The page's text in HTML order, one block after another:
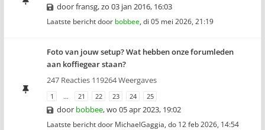
doorfransg,zo 03 jan 2016, 16:03
Laatste bericht door bobbee, di 05 mei 2026, 21:19
Foto van jouw setup? Wat hebben onze forumleden
aan koffiegear staan?
247 Reacties 119264 Weergaves
1 … 21 22 23 24 25
door bobbee,wo 05 apr 2023, 19:02
Laatste bericht door MichaelGaggia, do 12 feb 2026, 14:54